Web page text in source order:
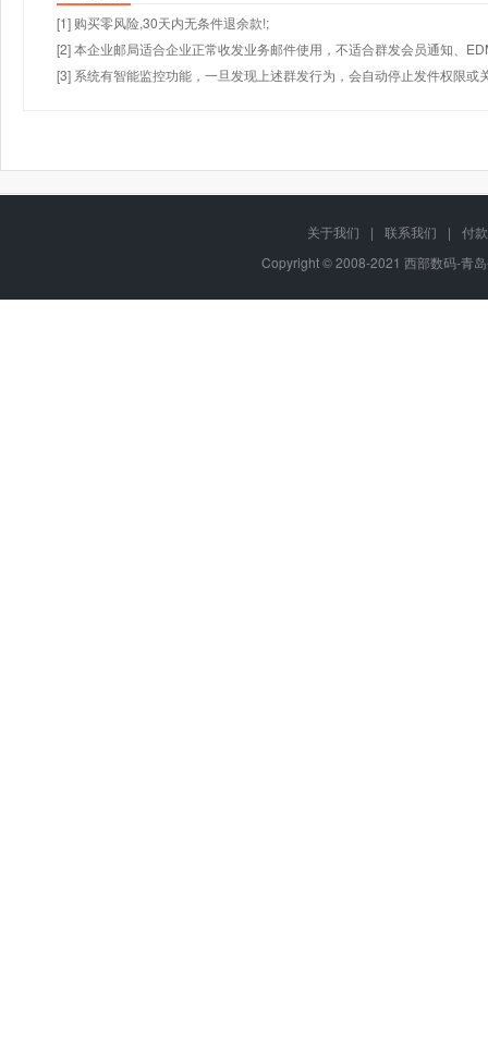
[1] 购买零风险,30天内无条件退余款!;
[2] 本企业邮局适合企业正常收发业务邮件使用，不适合群发会员通知、
[3] 系统有智能监控功能，一旦发现上述群发行为，会自动停止发件权限或
关于我们 | 联系我们 |
付
Copyright © 2008-2021 西部数码-青